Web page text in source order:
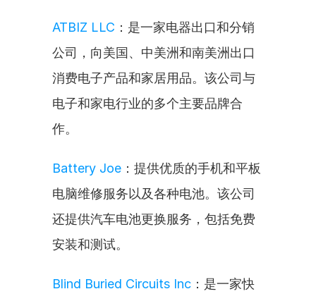
ATBIZ LLC ：是一家电器出口和分销
公司，向美国、中美洲和南美洲出口
消费电子产品和家居用品。该公司与
电子和家电行业的多个主要品牌合
作。
Battery Joe ：提供优质的手机和平板
电脑维修服务以及各种电池。该公司
还提供汽车电池更换服务，包括免费
安装和测试。
Blind Buried Circuits Inc ：是一家快